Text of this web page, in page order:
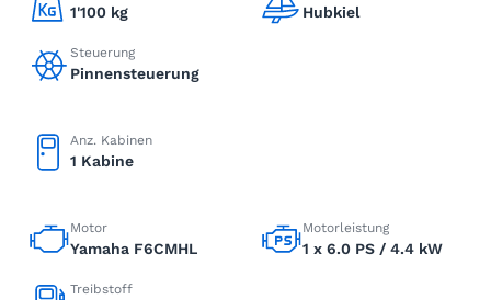
1'100 kg Hubkiel
Steuerung
Pinnensteuerung
Anz. Kabinen
1 Kabine
Motor
Yamaha F6CMHL
Motorleistung
1 x 6.0 PS / 4.4 kW
Treibstoff